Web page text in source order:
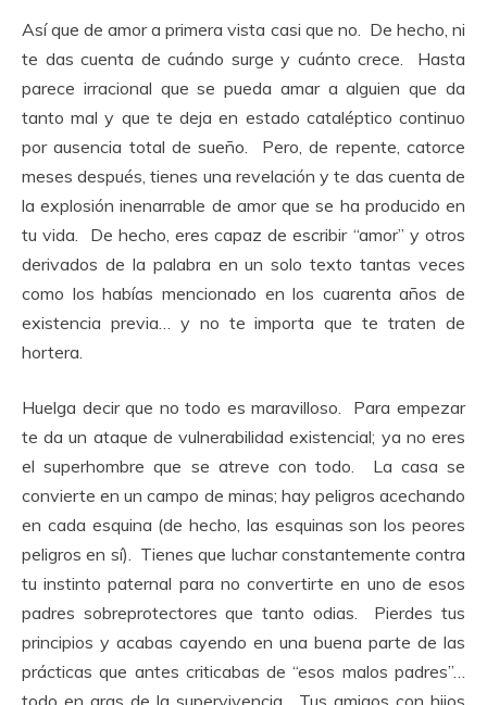
Así que de amor a primera vista casi que no. De hecho, ni
te das cuenta de cuándo surge y cuánto crece. Hasta
parece irracional que se pueda amar a alguien que da
tanto mal y que te deja en estado cataléptico continuo
por ausencia total de sueño. Pero, de repente, catorce
meses después, tienes una revelación y te das cuenta de
la explosión inenarrable de amor que se ha producido en
tu vida. De hecho, eres capaz de escribir “amor” y otros
derivados de la palabra en un solo texto tantas veces
como los habías mencionado en los cuarenta años de
existencia previa… y no te importa que te traten de
hortera.
Huelga decir que no todo es maravilloso. Para empezar
te da un ataque de vulnerabilidad existencial; ya no eres
el superhombre que se atreve con todo. La casa se
convierte en un campo de minas; hay peligros acechando
en cada esquina (de hecho, las esquinas son los peores
peligros en sí). Tienes que luchar constantemente contra
tu instinto paternal para no convertirte en uno de esos
padres sobreprotectores que tanto odias. Pierdes tus
principios y acabas cayendo en una buena parte de las
prácticas que antes criticabas de “esos malos padres”…